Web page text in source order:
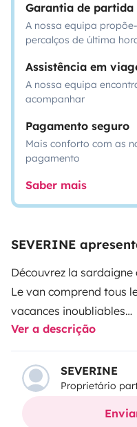
Garantia de partida
A nossa equipa
percalços de última
Assistência em
A nossa equipa
acompanhar
Pagamento seguro
Mais conforto com as
pagamento
Saber mais
SEVERINE
Découvrez la
Le van comprend tous
vacances inoubliables
Ne vous encombrer pas
linges de lit (draps
serviettes de bains
Serviettes de plage
Ver a descrição
SEVERINE
Proprietário